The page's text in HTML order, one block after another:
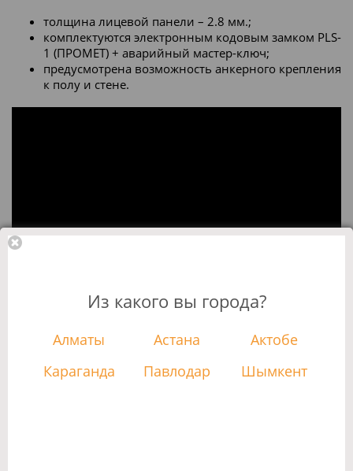
толщина лицевой панели – 2.8 мм.;
комплектуются электронным кодовым замком PLS-
1 (ПРОМЕТ) + аварийный мастер-ключ;
предусмотрена возможность анкерного крепления
к полу и стене.
Из какого вы города?
Алматы Астана
Актобе
Караганда
Павлодар Шымкент